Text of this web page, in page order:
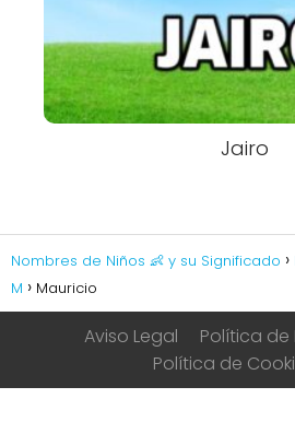
Jairo
Nombres de Niños 👶 y su Significado
M
Mauricio
Aviso Legal
Política
Política de